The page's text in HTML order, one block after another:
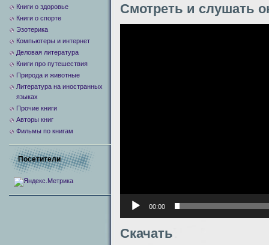
Смотреть и слушать
00:00
Скачать
Книги о здоровье
Книги о спорте
Эзотерика
Компьютеры и интернет
Деловая литература
Книги про путешествия
Природа и животные
Литература на иностранных
языках
Прочие книги
Авторы книг
Фильмы по книгам
Посетители